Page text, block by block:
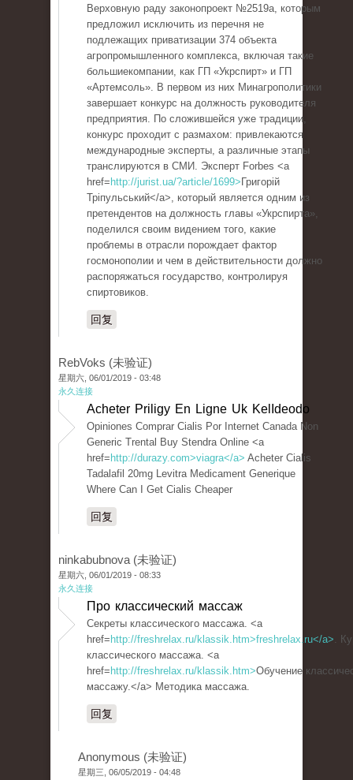
Верховную раду законопроект №2519а, которым
предложил исключить из перечня не
подлежащих приватизации 374 объекта
агропромышленного комплекса, включая такие
большиекомпании, как ГП «Укрспирт» и ГП
«Артемсоль». В первом из них Минагрополитики
завершает конкурс на должность руководителя
предприятия. По сложившейся уже традиции,
конкурс проходит с размахом: привлекаются
международные эксперты, а различные этапы
транслируются в СМИ. Эксперт Forbes <a
href= http://jurist.ua/?article/1699> Григорій
Тріпульський</a>, который является одним из
претендентов на должность главы «Укрспирта»,
поделился своим видением того, какие
проблемы в отрасли порождает фактор
госмонополии и чем в действительности должно
распоряжаться государство, контролируя
спиртовиков.
回复
RebVoks (未验证)
星期六, 06/01/2019 - 03:48
永久连接
Acheter Priligy En Ligne Uk KelIdeodo
Opiniones Comprar Cialis Por Internet Canada Non
Generic Trental Buy Stendra Online <a
href= http://durazy.com>viagra</a> Acheter Cialis
Tadalafil 20mg Levitra Medicament Generique
Where Can I Get Cialis Cheaper
回复
ninkabubnova (未验证)
星期六, 06/01/2019 - 08:33
永久连接
Про классический массаж
Секреты классического массажа. <a
href= http://freshrelax.ru/klassik.htm>freshrelax.ru</a>.
классического массажа. <a
href= http://freshrelax.ru/klassik.htm>Обучение
массажу.</a> Методика массажа.
回复
Anonymous (未验证)
星期三, 06/05/2019 - 04:48